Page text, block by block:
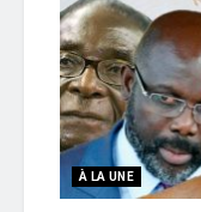
À LA UNE